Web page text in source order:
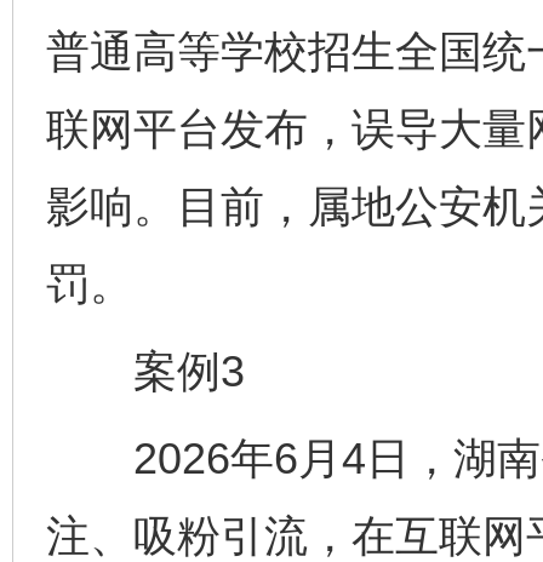
普通高等学校招生全国统
联网平台发布，误导大
影响。目前，属地公安
罚。
案例3
2026年6月4日，湖南
注、吸粉引流，在互联